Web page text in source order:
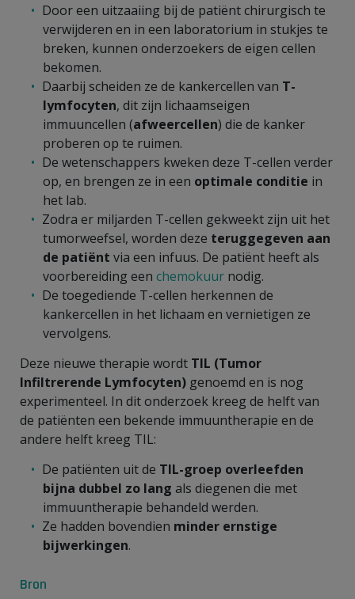
Door een uitzaaiing bij de patiënt chirurgisch te
verwijderen en in een laboratorium in stukjes te
breken, kunnen onderzoekers de eigen cellen
bekomen.
Daarbij scheiden ze de kankercellen van T-
lymfocyten, dit zijn lichaamseigen
immuuncellen (afweercellen) die de kanker
proberen op te ruimen.
De wetenschappers kweken deze T-cellen verder
op, en brengen ze in een optimale conditie in
het lab.
Zodra er miljarden T-cellen gekweekt zijn uit het
tumorweefsel, worden deze teruggegeven aan
de patiënt via een infuus. De patiënt heeft als
voorbereiding een chemokuur nodig.
De toegediende T-cellen herkennen de
kankercellen in het lichaam en vernietigen ze
vervolgens.
Deze nieuwe therapie wordt TIL (Tumor
Infiltrerende Lymfocyten) genoemd en is nog
experimenteel. In dit onderzoek kreeg de helft van
de patiënten een bekende immuuntherapie en de
andere helft kreeg TIL:
De patiënten uit de TIL-groep overleefden
bijna dubbel zo lang als diegenen die met
immuuntherapie behandeld werden.
Ze hadden bovendien minder ernstige
bijwerkingen.
Bron